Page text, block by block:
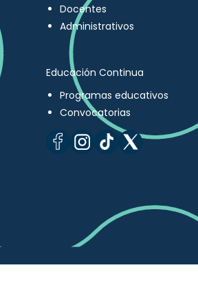
Docentes
Administrativos
Educación Continua
Programas educativos
Convocatorias